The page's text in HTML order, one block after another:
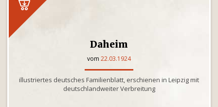
Daheim
vom 22.03.1924
illustriertes deutsches Familienblatt, erschienen in Leipzig mit
deutschlandweiter Verbreitung